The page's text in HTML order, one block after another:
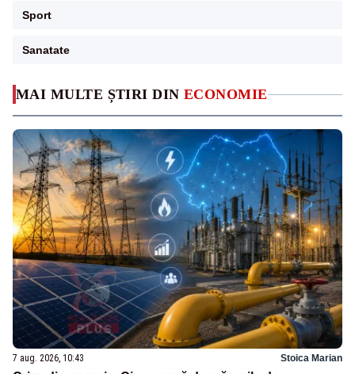
MAI MULTE ȘTIRI DIN ECONOMIE
7 aug. 2026, 10:43 Stoica Marian
Sport
Sanatate